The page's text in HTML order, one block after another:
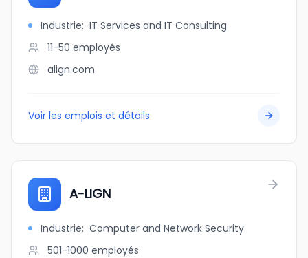
Industrie: IT Services and IT Consulting
11-50 employés
align.com
Voir les emplois et détails
A-LIGN
Industrie: Computer and Network Security
501-1000 employés